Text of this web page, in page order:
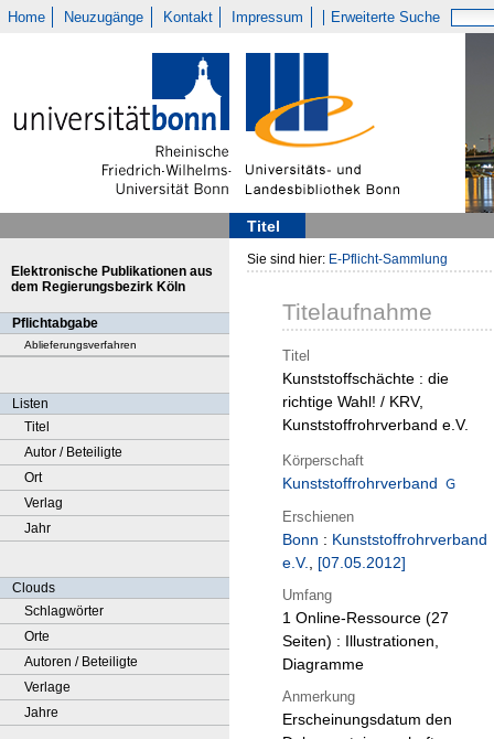
Home Neuzugänge Kontakt Impressum Erweiterte Suche
Titel
Elektronische Publikationen aus
dem Regierungsbezirk Köln
Pflichtabgabe
Ablieferungsverfahren
Listen
Titel
Autor / Beteiligte
Ort
Verlag
Jahr
Clouds
Schlagwörter
Orte
Autoren / Beteiligte
Verlage
Jahre
Sie sind hier: E-Pflicht-Sammlung
Titelaufnahme
Titel
Kunststoffschächte : die
richtige Wahl! / KRV,
Kunststoffrohrverband e.V.
Körperschaft
Kunststoffrohrverband
Erschienen
Bonn : Kunststoffrohrverband
e.V., [07.05.2012]
Umfang
1 Online-Ressource (27
Seiten) : Illustrationen,
Diagramme
Anmerkung
Erscheinungsdatum den